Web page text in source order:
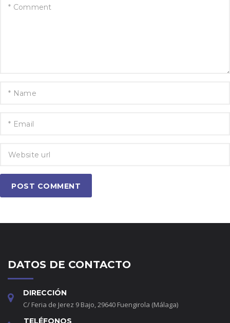
POST COMMENT
DATOS DE CONTACTO
DIRECCIÓN
C/ Feria de Jerez 9 Bajo, 29640 Fuengirola (Málaga)
TELÉFONOS